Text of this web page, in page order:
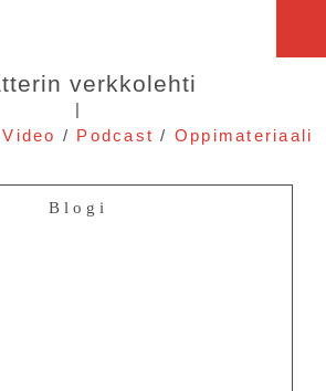
verkkolehti
Video / Podcast / Oppimateriaali
Blogi